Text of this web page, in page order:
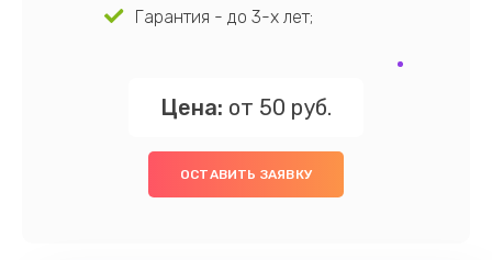
Гарантия - до 3-х лет;
Цена: от 50 руб.
ОСТАВИТЬ ЗАЯВКУ